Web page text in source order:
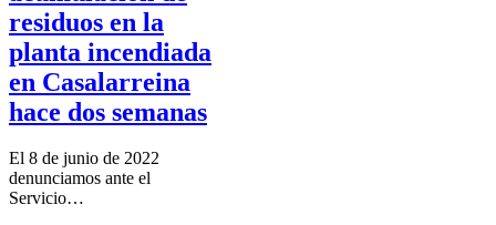
residuos en la
planta incendiada
en Casalarreina
hace dos semanas
El 8 de junio de 2022
denunciamos ante el
Servicio…